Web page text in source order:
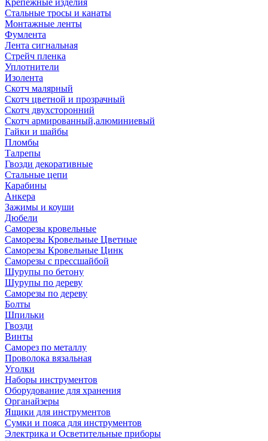
Крепежные изделия
Стальные тросы и канаты
Монтажные ленты
Фумлента
Лента сигнальная
Стрейч пленка
Уплотнители
Изолента
Скотч малярный
Скотч цветной и прозрачный
Скотч двухсторонний
Скотч армированный,алюминиевый
Гайки и шайбы
Пломбы
Талрепы
Гвозди декоративные
Стальные цепи
Карабины
Анкера
Зажимы и коуши
Дюбели
Саморезы кровельные
Саморезы Кровельные Цветные
Саморезы Кровельные Цинк
Саморезы с прессшайбой
Шурупы по бетону
Шурупы по дереву
Саморезы по дереву
Болты
Шпильки
Гвозди
Винты
Саморез по металлу
Проволока вязальная
Уголки
Наборы инструментов
Оборудование для хранения
Органайзеры
Ящики для инструментов
Сумки и пояса для инструментов
Электрика и Осветительные приборы